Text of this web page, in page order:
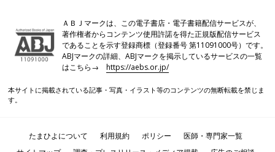
ＡＢＪマークは、この電子書店・電子書籍配信サービスが、
著作権者からコンテンツ使用許諾を得た正規版配信サービス
であることを示す登録商標（登録番号 第11091000号）です。
ABJマークの詳細、ABJマークを掲示しているサービスの一覧
はこちら→https://aebs.or.jp/
本サイトに掲載されている記事・写真・イラスト等のコンテンツの無断転載を禁じま
す。
たまひよについて 利用規約 ポリシー
医師・専門家一覧